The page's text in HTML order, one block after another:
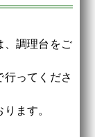
、調理台をご
ってくださ
ます。